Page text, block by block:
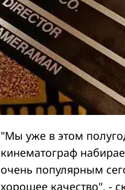
"Мы уже в этом
кинематограф
очень популярным
хорошее качество", -